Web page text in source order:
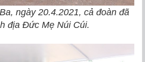
ngày 20.4.2021, cả đoàn đã
địa Đức Mẹ Núi Cúi.